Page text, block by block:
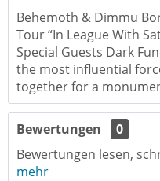
Behemoth & Dimmu
Tour “In League With
Special Guests Dark
the most influential
together for a
Bewertungen
0
Bewertungen lesen,
mehr